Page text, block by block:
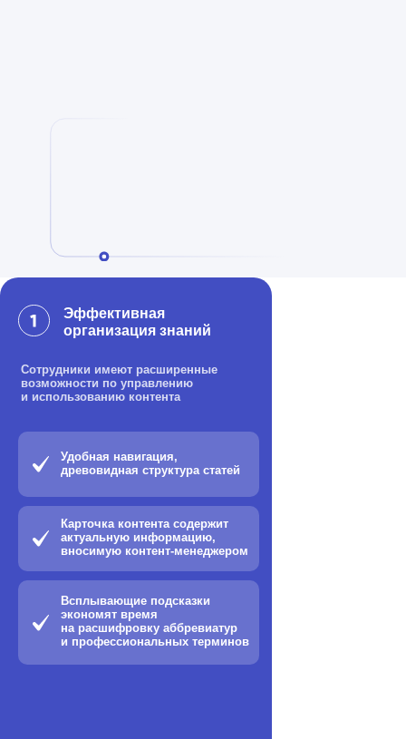
Эффективная
организация знаний
Сотрудники имеют расширенные
возможности по управлению
и использованию контента
Удобная навигация,
древовидная структура статей
Карточка контента содержит
актуальную информацию,
вносимую контент-менеджером
Всплывающие подсказки
экономят время
на расшифровку аббревиатур
и профессиональных терминов